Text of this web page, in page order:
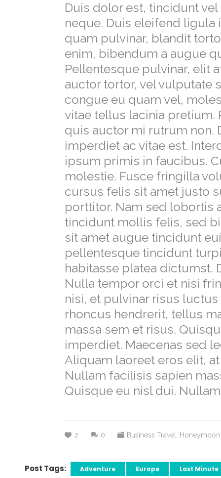
Duis dolor est, tincidunt
neque. Duis eleifend
quam pulvinar, blandit
enim, bibendum a augue
Pellentesque pulvinar, elit
auctor tortor, vel vulputate
congue eu quam vel,
vitae tellus lacinia
quis auctor mi rutrum non.
imperdiet ac vitae est.
ipsum primis in faucibus.
molestie. Fusce fringilla
cursus felis sit amet justo
porttitor. Nam sed lobortis
tincidunt mollis felis, sed
sit amet augue tincidunt
pellentesque tincidunt
habitasse platea dictumst.
Nulla tempor orci et nisi
nisi, et pulvinar risus
rhoncus hendrerit, tellus
massa sem et risus.
imperdiet. Maecenas sed
Aliquam laoreet eros elit,
Nullam facilisis sapien
Quisque eu nisl dui.
2 0 Business Travel Honeymoon
Post Tags: Adventure Europe Last Minute